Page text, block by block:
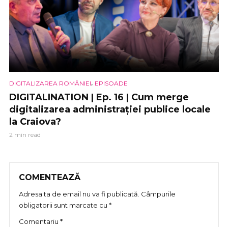
DIGITALIZAREA ROMÂNIEI, EPISOADE
DIGITALINATION | Ep. 16 | Cum merge
digitalizarea administrației publice locale
la Craiova?
2 min read
COMENTEAZĂ
Adresa ta de email nu va fi publicată. Câmpurile
obligatorii sunt marcate cu *
Comentariu *